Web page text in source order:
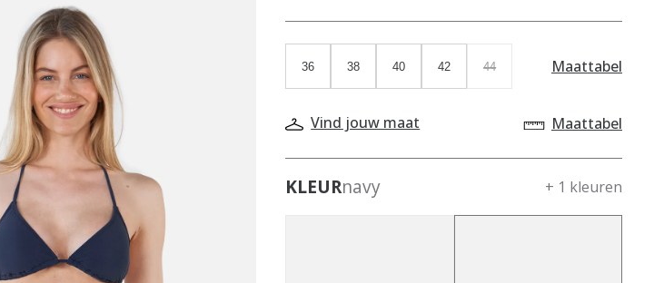
36 38 40 42 44 Maattabel
Vind jouw maat Maattabel
KLEURnavy + 1 kleuren